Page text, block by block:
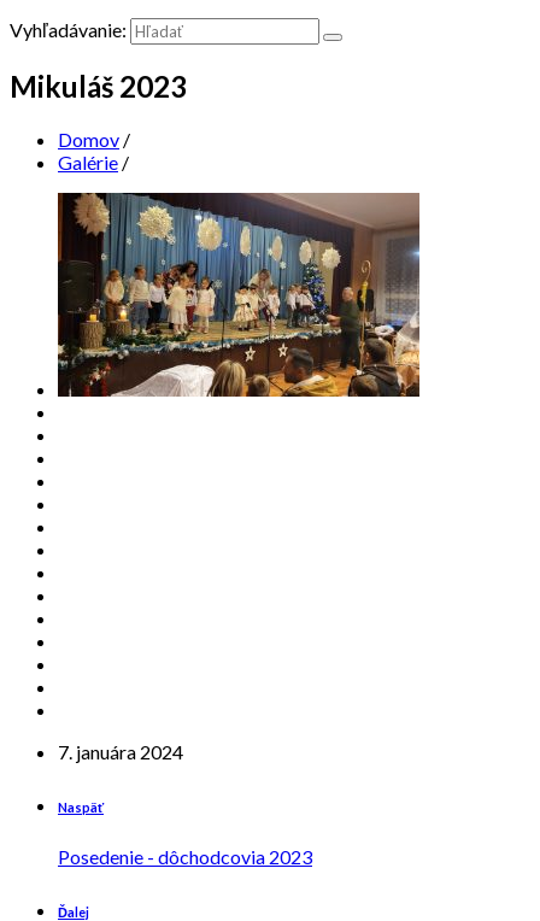
Vyhľadávanie:
Mikuláš 2023
Domov /
Galérie /
7. januára 2024
Naspäť
Posedenie - dôchodcovia 2023
Ďalej